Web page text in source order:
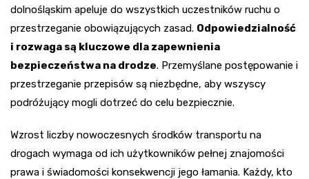
dolnośląskim apeluje do wszystkich uczestników ruchu o
przestrzeganie obowiązujących zasad. Odpowiedzialność
i rozwaga są kluczowe dla zapewnienia
bezpieczeństwa na drodze. Przemyślane postępowanie i
przestrzeganie przepisów są niezbędne, aby wszyscy
podróżujący mogli dotrzeć do celu bezpiecznie.
Wzrost liczby nowoczesnych środków transportu na
drogach wymaga od ich użytkowników pełnej znajomości
prawa i świadomości konsekwencji jego łamania. Każdy, kto